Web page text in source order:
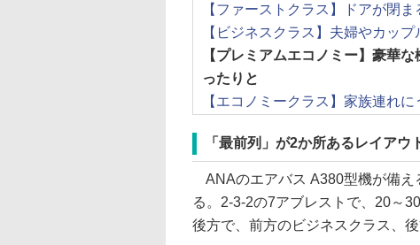
【ファーストクラス】ドアが閉
【ビジネスクラス】夫婦やカッ
【プレミアムエコノミー】豪華
ったりと
【エコノミークラス】家族連れ
「最前列」が2か所あるレイア
ANAのエアバス A380型機が備え
る。2-3-2の7アブレストで、20～
後方で、前方のビジネスクラス、